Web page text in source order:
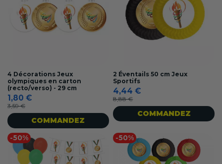
4 Décorations Jeux
olympiques en carton
(recto/verso) - 29 cm
1,80 €
3,59 €
COMMANDEZ
2 Éventails 50 cm Jeux
Sportifs
4,44 €
8,88 €
COMMANDEZ
-50% -50%